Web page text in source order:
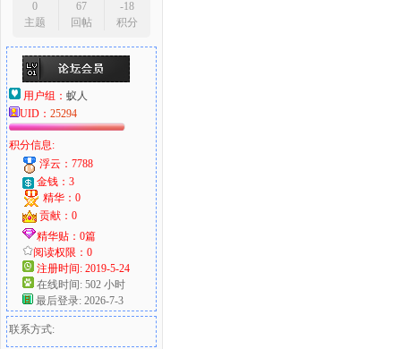
0
主题
67
回帖
-18
积分
用户组： 蚁人
UID： 25294
积分信息:
浮云：7788
金钱：3
精华：0
贡献：0
精华贴：0篇
阅读权限：0
注册时间: 2019-5-24
在线时间: 502 小时
最后登录: 2026-7-3
联系方式: